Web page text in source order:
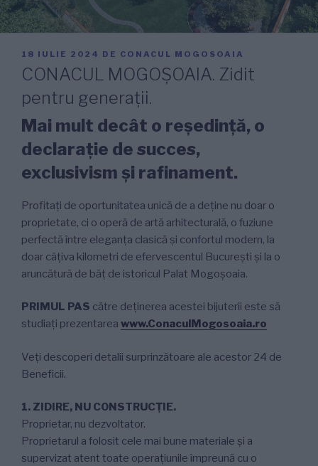
PUBLICAT
PE
18 IULIE 2024 DE CONACUL MOGOSOAIA
CONACUL MOGOȘOAIA. Zidit
pentru generații.
Mai mult decât o reședință, o
declarație de succes,
exclusivism și rafinament.
Profitați de oportunitatea unică de a deţine nu doar o
proprietate, ci o operă de artă arhitecturală, o fuziune
perfectă între eleganţa clasică şi confortul modern, la
doar câţiva kilometri de efervescentul Bucureşti şi la o
aruncătură de băţ de istoricul Palat Mogoşoaia.
PRIMUL PAS către deținerea acestei bijuterii este să
studiați prezentarea www.ConaculMogosoaia.ro
Veți descoperi detalii surprinzătoare ale acestor 24 de
Beneficii.
1. ZIDIRE, NU CONSTRUCŢIE.
Proprietar, nu dezvoltator.
Proprietarul a folosit cele mai bune materiale şi a
supervizat atent toate operaţiunile împreună cu o